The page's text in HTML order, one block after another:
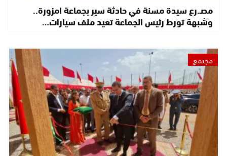
مصـ.رع سيدة مسنة في حادثة سير بجماعة امزورة..
وشبهة تورط رئيس الجماعة تعيد ملف سيارات…
مجتمع